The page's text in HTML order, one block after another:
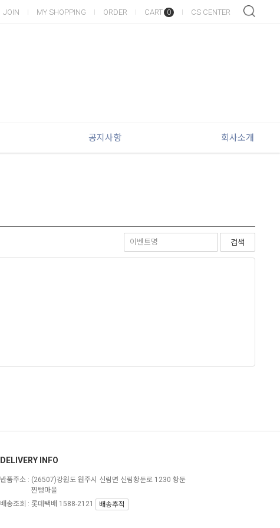
JOIN MY SHOPPING ORDER CART 0 CS CENTER
공지사항 회사소개
검색
DELIVERY INFO
반품주소 : (26507)강원도 원주시 신림면 신림황둔로 1230 황둔
찐빵마을
배송조회 : 롯데택배 1588-2121
배송추적